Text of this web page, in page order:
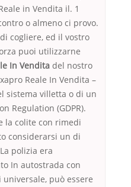
in Vendita il. 1
o almeno ci provo.
cogliere, ed il vostro
puoi utilizzarne
In Vendita del nostro
Reale In Vendita –
sistema villetta o di un
Regulation (GDPR).
la colite con rimedi
considerarsi un di
polizia era
In autostrada con
può essere